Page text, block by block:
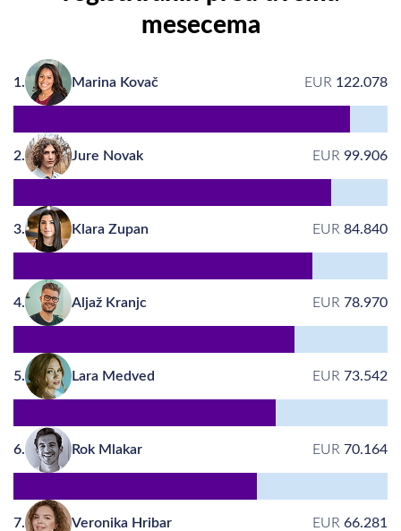
mesecema
1. Marina Kovač EUR 122.078
2. Jure Novak EUR 99.906
3. Klara Zupan EUR 84.840
4. Aljaž Kranjc EUR 78.970
5. Lara Medved EUR 73.542
6. Rok Mlakar EUR 70.164
7. Veronika Hribar EUR 66.281